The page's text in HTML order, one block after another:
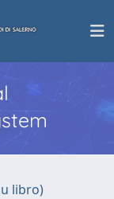
libro)